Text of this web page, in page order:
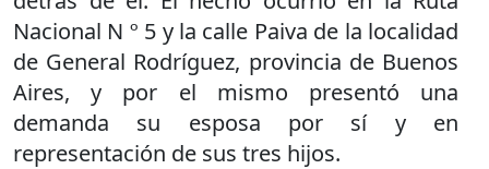
Nacional N º 5 y la calle Paiva de la localidad
de General Rodríguez, provincia de Buenos
Aires, y por el mismo presentó una
demanda su esposa por sí y en
representación de sus tres hijos.